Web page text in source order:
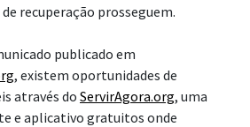
recuperação prosseguem.
publicado em
, existem oportunidades de
através do ServirAgora.org, uma
e aplicativo gratuitos onde